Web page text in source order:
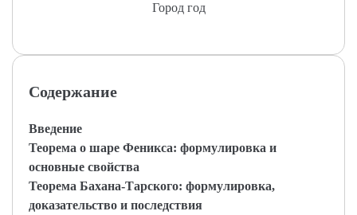
Город год
Содержание
Введение
Теорема о шаре Феникса: формулировка и
основные свойства
Теорема Бахана-Тарского: формулировка,
доказательство и последствия